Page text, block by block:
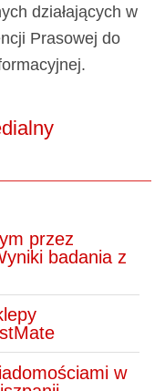
działających w
Prasowej do
przez
badania z
w